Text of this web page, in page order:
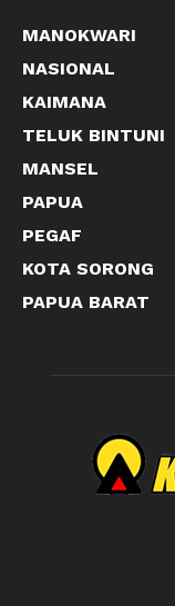
MANOKWARI
NASIONAL
KAIMANA
TELUK BINTUNI
MANSEL
PAPUA
PEGAF
KOTA SORONG
PAPUA BARAT